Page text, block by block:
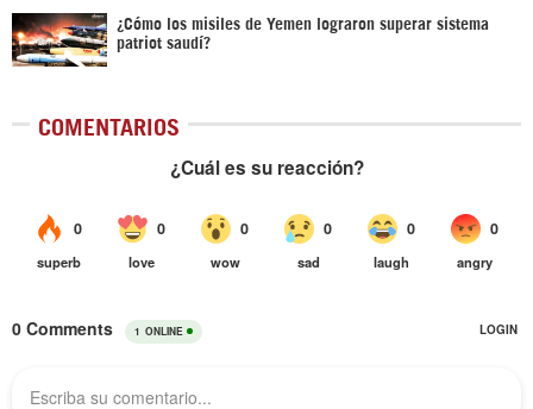
¿Cómo los misiles de Yemen lograron superar sistema
patriot saudí?
COMENTARIOS